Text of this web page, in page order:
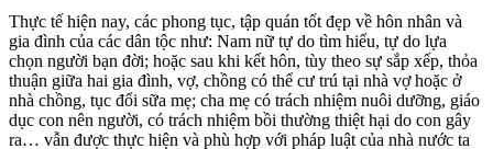
Thực tế hiện nay, các phong tục, tập quán tốt đẹp về hôn nhân và
gia đình của các dân tộc như: Nam nữ tự do tìm hiểu, tự do lựa
chọn người bạn đời; hoặc sau khi kết hôn, tùy theo sự sắp xếp, thỏa
thuận giữa hai gia đình, vợ, chồng có thể cư trú tại nhà vợ hoặc ở
nhà chồng, tục đổi sữa mẹ; cha mẹ có trách nhiệm nuôi dưỡng, giáo
dục con nên người, có trách nhiệm bồi thường thiệt hại do con gây
ra… vẫn được thực hiện và phù hợp với pháp luật của nhà nước ta